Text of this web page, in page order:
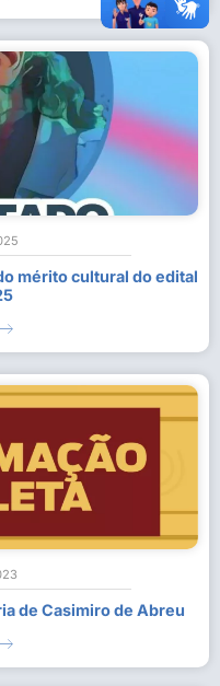
mérito cultural do edital
de Casimiro de Abreu